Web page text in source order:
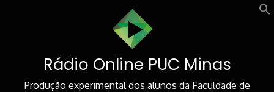
Rádio Online PUC Minas
Produção experimental dos alunos da Faculdade de